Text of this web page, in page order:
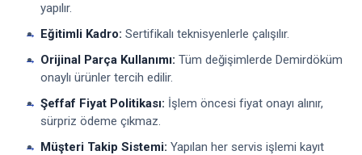
yapılır.
Eğitimli Kadro: Sertifikalı teknisyenlerle çalışılır.
Orijinal Parça Kullanımı: Tüm değişimlerde Demirdöküm
onaylı ürünler tercih edilir.
Şeffaf Fiyat Politikası: İşlem öncesi fiyat onayı alınır,
sürpriz ödeme çıkmaz.
Müşteri Takip Sistemi: Yapılan her servis işlemi kayıt